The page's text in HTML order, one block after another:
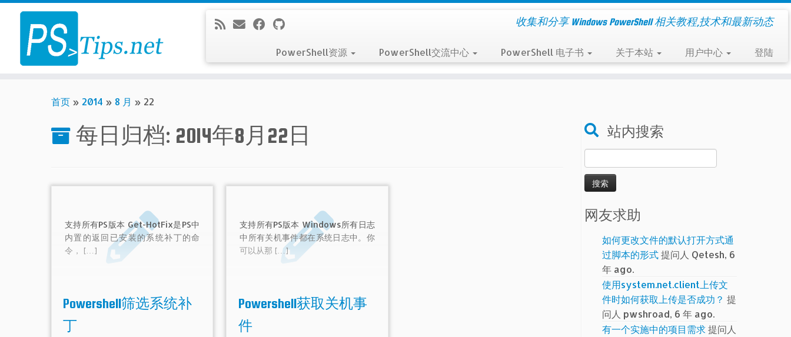
Skip
content
收集和分享 Windows PowerShell 相关教程,技术和最新动态
PowerShell资源 PowerShell交流中心 PowerShell 电子书 关于本站 用户中心 登陆
首页 » 2014 » 8 月 » 22
每日归档: 2014年8月22日
支持所有PS版本 Get-HotFix是PS中
内置的返回已安装的系统补丁的命
令， […]
Powershell筛选系统补
丁
支持所有PS版本 Windows所有日志
中所有关机事件都在系统日志中。你
可以从那 […]
Powershell获取关机事
件
站内搜索
索：
网友求助
如何更改文件的默认打开方式通
过脚本的形式提问人 Qetesh, 6
年 ago.
使用system.net.client上传文
件时如何获取上传是否成功？ 提
问人 pwshroad, 6 年 ago.
有一个实施中的项目需求提问人